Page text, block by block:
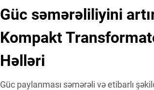
Güc səmərəliliyini
Kompakt
Həlləri
Güc paylanması səmərəli və etibarlı